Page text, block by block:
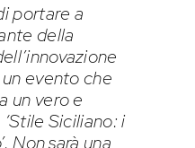
portare a
della
evento che
un vero e
Siciliano: i
Non sarà una